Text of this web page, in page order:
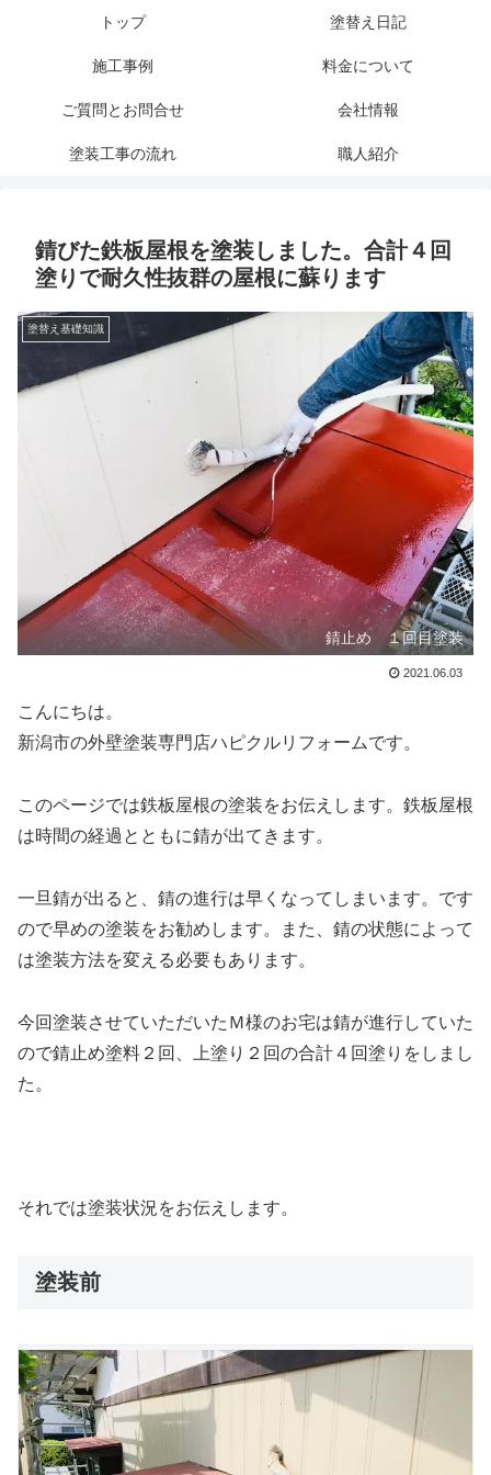
トップ 塗替え日記
施工事例 料金について
ご質問とお問合せ 会社情報
塗装工事の流れ 職人紹介
錆びた鉄板屋根を塗装しました。合計４回
塗りで耐久性抜群の屋根に蘇ります
塗替え基礎知識
錆止め １回目塗装
2021.06.03
こんにちは。
新潟市の外壁塗装専門店ハピクルリフォームです。
このページでは鉄板屋根の塗装をお伝えします。鉄板屋根
は時間の経過とともに錆が出てきます。
一旦錆が出ると、錆の進行は早くなってしまいます。です
ので早めの塗装をお勧めします。また、錆の状態によって
は塗装方法を変える必要もあります。
今回塗装させていただいたＭ様のお宅は錆が進行していた
ので錆止め塗料２回、上塗り２回の合計４回塗りをしまし
た。
それでは塗装状況をお伝えします。
塗装前